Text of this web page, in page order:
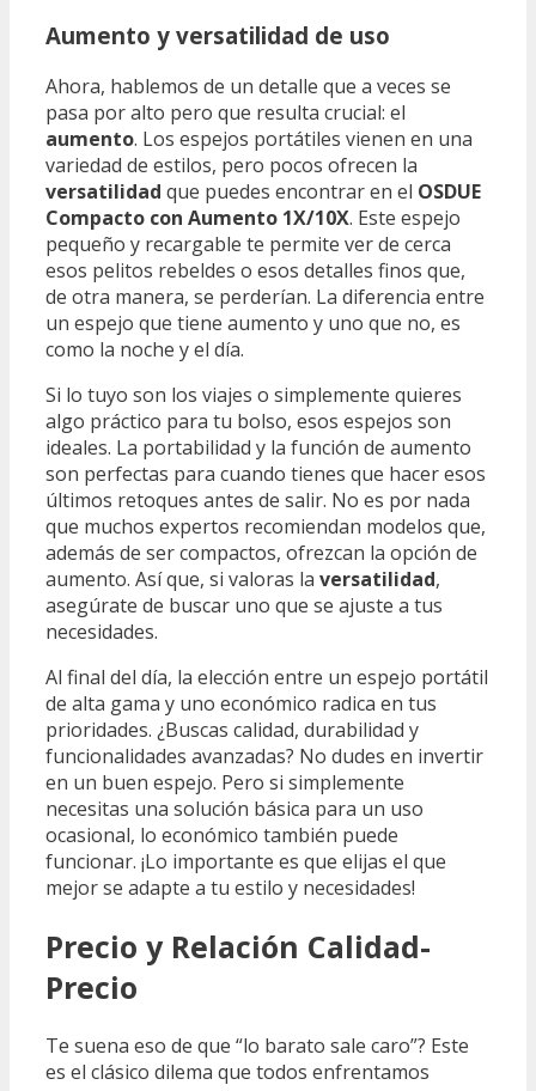
Aumento y versatilidad de uso
Ahora, hablemos de un detalle que a veces se
pasa por alto pero que resulta crucial: el
aumento. Los espejos portátiles vienen en una
variedad de estilos, pero pocos ofrecen la
versatilidad que puedes encontrar en el OSDUE
Compacto con Aumento 1X/10X. Este espejo
pequeño y recargable te permite ver de cerca
esos pelitos rebeldes o esos detalles finos que,
de otra manera, se perderían. La diferencia entre
un espejo que tiene aumento y uno que no, es
como la noche y el día.
Si lo tuyo son los viajes o simplemente quieres
algo práctico para tu bolso, esos espejos son
ideales. La portabilidad y la función de aumento
son perfectas para cuando tienes que hacer esos
últimos retoques antes de salir. No es por nada
que muchos expertos recomiendan modelos que,
además de ser compactos, ofrezcan la opción de
aumento. Así que, si valoras la versatilidad,
asegúrate de buscar uno que se ajuste a tus
necesidades.
Al final del día, la elección entre un espejo portátil
de alta gama y uno económico radica en tus
prioridades. ¿Buscas calidad, durabilidad y
funcionalidades avanzadas? No dudes en invertir
en un buen espejo. Pero si simplemente
necesitas una solución básica para un uso
ocasional, lo económico también puede
funcionar. ¡Lo importante es que elijas el que
mejor se adapte a tu estilo y necesidades!
Precio y Relación Calidad-
Precio
Te suena eso de que “lo barato sale caro”? Este
es el clásico dilema que todos enfrentamos